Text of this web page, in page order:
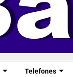
Telefones